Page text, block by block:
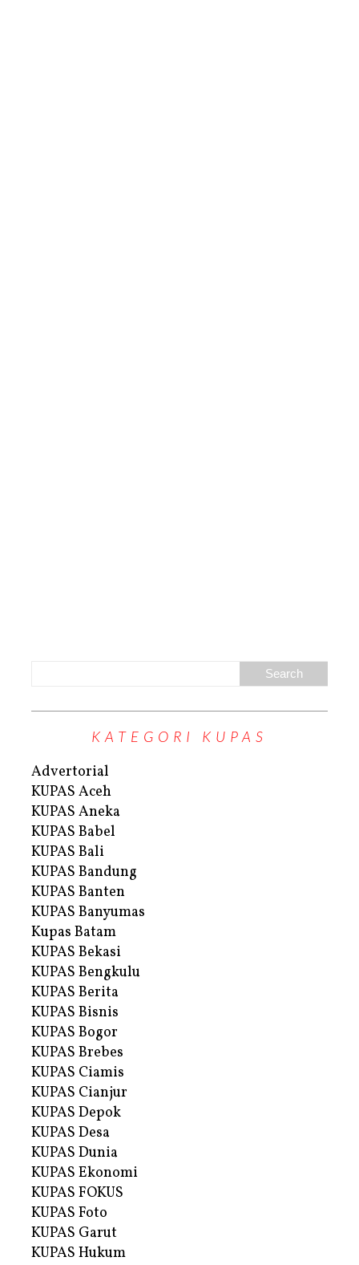
KATEGORI KUPAS
Advertorial
KUPAS Aceh
KUPAS Aneka
KUPAS Babel
KUPAS Bali
KUPAS Bandung
KUPAS Banten
KUPAS Banyumas
Kupas Batam
KUPAS Bekasi
KUPAS Bengkulu
KUPAS Berita
KUPAS Bisnis
KUPAS Bogor
KUPAS Brebes
KUPAS Ciamis
KUPAS Cianjur
KUPAS Depok
KUPAS Desa
KUPAS Dunia
KUPAS Ekonomi
KUPAS FOKUS
KUPAS Foto
KUPAS Garut
KUPAS Hukum